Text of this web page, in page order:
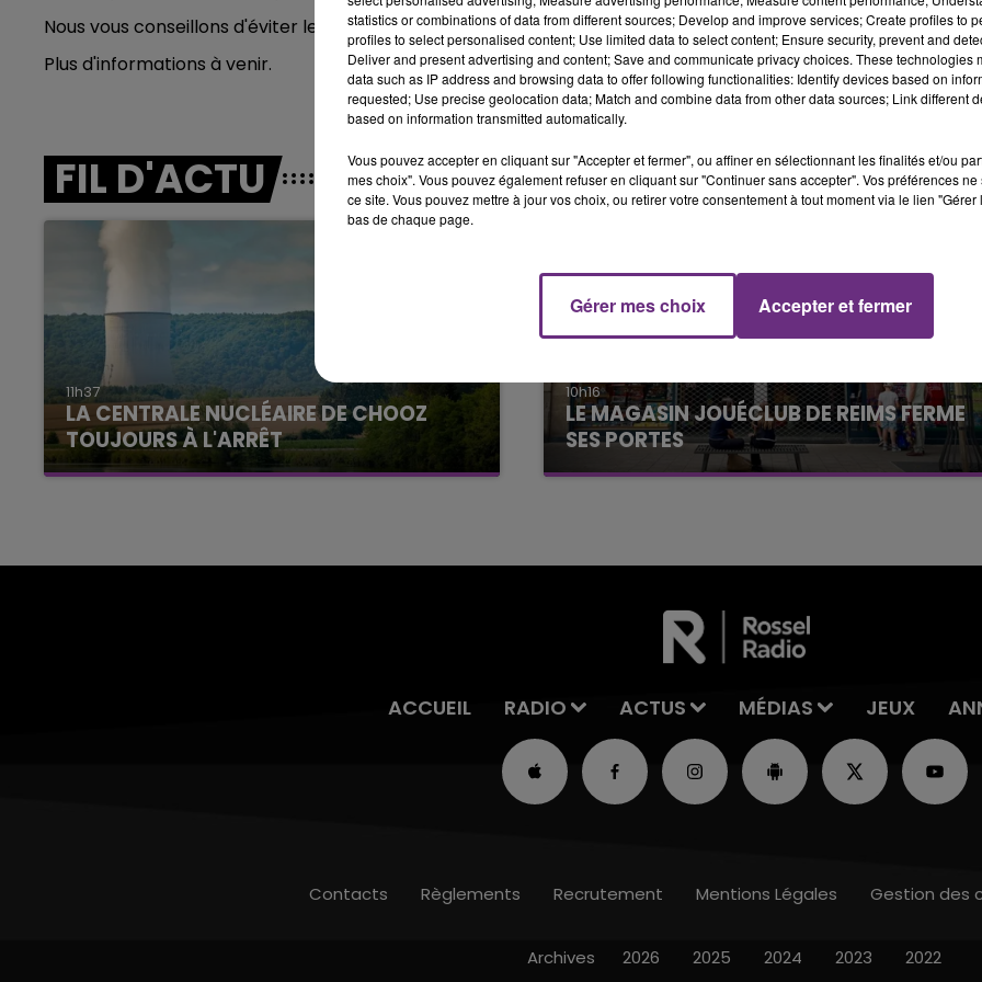
15h00 - 19h00
LE CLUB CHAMPAGNE FM
19h00 - 19h15
LA POP MACHINE - CHAMPAGNE FM
Nous vous conseillons d'éviter le secteur .
Plus d'informations à venir.
FIL D'ACTU
11h37
LA CENTRALE NUCLÉAIRE DE CHOOZ
TOUJOURS À L'ARRÊT
Cela fait déjà une semaine que la centrale
10h16
LE MAGASIN JOUÉCLUB DE REIMS FERME
SES PORTES
C'était l'une des institutions du centre-ville
LA POP MACHINE - CHAMPAGNE FM LA RADIO POP
ACCUEIL RADIO ACTUS MÉDIAS JEUX
Contacts Règlements Recrutement Mentions Légales Gestion des
Archives 2026 2025 2024 2023 2022
statistics or combinations of data from different sources; Develop and improve services; Create profiles to
profiles to select personalised content; Use limited data to select content; Ensure security, prevent and
Deliver and present advertising and content; Save and communicate privacy choices. These technologies
data such as IP address and browsing data to offer following functionalities: Identify devices based on
requested; Use precise geolocation data; Match and combine data from other data sources; Link different
based on information transmitted automatically.
Vous pouvez accepter en cliquant sur "Accepter et fermer", ou affiner en sélectionnant les finalités et/ou
mes choix". Vous pouvez également refuser en cliquant sur "Continuer sans accepter". Vos préférences
ce site. Vous pouvez mettre à jour vos choix, ou retirer votre consentement à tout moment via le lien
bas de chaque page.
Gérer mes choix Accepter et fermer